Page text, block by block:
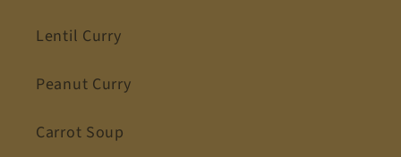
Lentil Curry
Peanut Curry
Carrot Soup